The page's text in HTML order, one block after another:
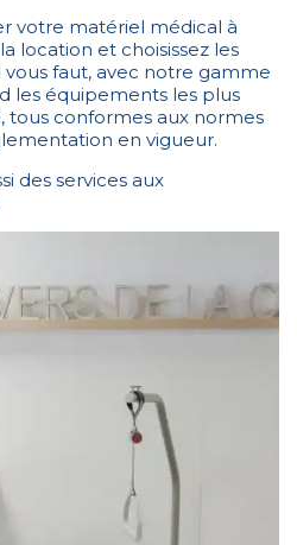
votre matériel médical à
location et choisissez les
vous faut, avec notre gamme
les équipements les plus
conformes aux normes
en vigueur.
des services aux